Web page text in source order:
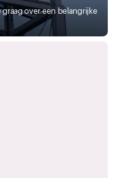
over een belangrijke